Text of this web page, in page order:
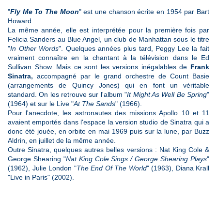
"Fly Me To The Moon" est une chanson écrite en 1954 par Bart
Howard.
La même année, elle est interprétée pour la première fois par
Felicia Sanders au Blue Angel, un club de Manhattan sous le titre
"In Other Words". Quelques années plus tard, Peggy Lee la fait
vraiment connaître en la chantant à la télévision dans le Ed
Sullivan Show. Mais ce sont les versions inégalables de Frank
Sinatra, accompagné par le grand orchestre de Count Basie
(arrangements de Quincy Jones) qui en font un véritable
standard. On les retrouve sur l'album "It Might As Well Be Spring"
(1964) et sur le Live "At The Sands" (1966).
Pour l'anecdote, les astronautes des missions Apollo 10 et 11
avaient emportés dans l'espace la version studio de Sinatra qui a
donc été jouée, en orbite en mai 1969 puis sur la lune, par Buzz
Aldrin, en juillet de la même année.
Outre Sinatra, quelques autres belles versions : Nat King Cole &
George Shearing "Nat King Cole Sings / George Shearing Plays"
(1962), Julie London "The End Of The World" (1963), Diana Krall
"Live in Paris" (2002).